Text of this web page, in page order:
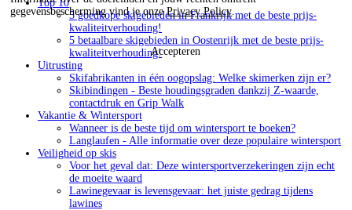
gegevensbescherming vind je onzePrivacy Policy .
Accepteren
Top 10
5 goedkope skigebieden in Frankrijk met de beste prijs-
kwaliteitverhouding!
5 betaalbare skigebieden in Oostenrijk met de beste prijs-
kwaliteitverhouding!
Uitrusting
Skifabrikanten in één oogopslag: Welke skimerken zijn er?
Skibindingen - Beste houdingsgraden dankzij Z-waarde,
contactdruk en Grip Walk
Vakantie & Wintersport
Wanneer is de beste tijd om wintersport te boeken?
Langlaufen - Alle informatie over deze populaire wintersport
Veiligheid op skis
Voor het geval dat: Deze wintersportverzekeringen zijn echt
de moeite waard
Lawinegevaar is levensgevaar: het juiste gedrag tijdens
lawines